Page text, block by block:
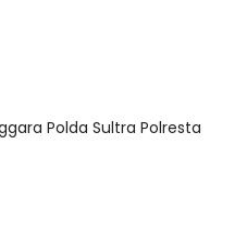
Polda Sultra Polresta